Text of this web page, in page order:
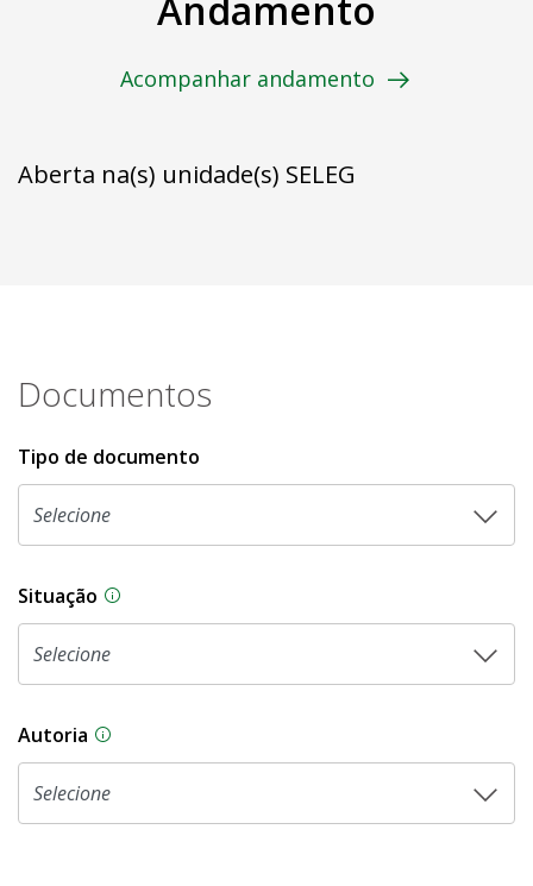
Acompanhar andamento
Aberta na(s) unidade(s) SELEG
Documentos
Tipo de documento
Situação Na CLDF, as proposições legislativas
Autoria As proposições legislativas na CLDF podem